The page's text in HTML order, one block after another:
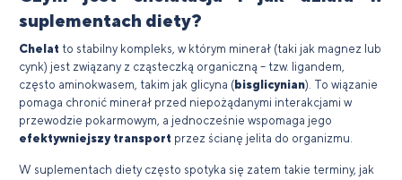
suplementach diety?
Chelat to stabilny kompleks, w którym minerał (taki jak magnez lub
cynk) jest związany z cząsteczką organiczną – tzw. ligandem,
często aminokwasem, takim jak glicyna ( bisglicynian). To wiązanie
pomaga chronić minerał przed niepożądanymi interakcjami w
przewodzie pokarmowym, a jednocześnie wspomaga jego
efektywniejszy transport przez ścianę jelita do organizmu.
W suplementach diety często spotyka się zatem takie terminy, jak